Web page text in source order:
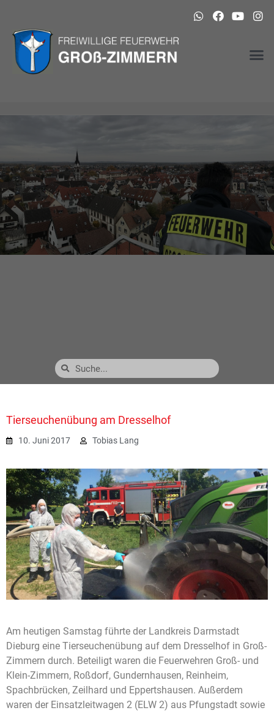
Tierseuchenübung am Dresselhof
10. Juni 2017 Tobias Lang
Am heutigen Samstag führte der Landkreis Darmstadt
Dieburg eine Tierseuchenübung auf dem Dresselhof in Groß-
Zimmern durch. Beteiligt waren die Feuerwehren Groß- und
Klein-Zimmern, Roßdorf, Gundernhausen, Reinheim,
Spachbrücken, Zeilhard und Eppertshausen. Außerdem
waren der Einsatzleitwagen 2 (ELW 2) aus Pfungstadt sowie